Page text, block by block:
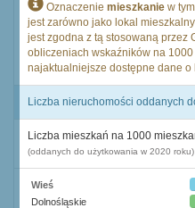
Oznaczenie mieszkanie w
jest zarówno jako lokal
jest zgodna z tą stosowaną przez
obliczeniach wskaźników na
najaktualniejsze dostępne dane o
Liczba nieruchomości oddanych
Liczba mieszkań na 1000
(oddanych do użytkowania w 2020 roku)
Wieś
Dolnośląskie